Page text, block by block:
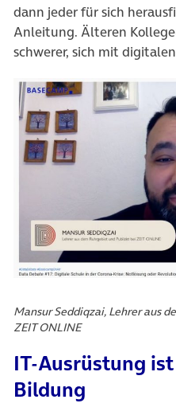
dann jeder für sich
Anleitung. Älteren
schwerer, sich mit
Mansur Seddiqzai, Lehrer aus
ZEIT ONLINE
IT-Ausrüstung
Bildung